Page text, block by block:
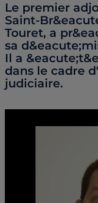
Le premier
Saint-
Touret, a
sa
Il a
dans le cadre
judiciaire.